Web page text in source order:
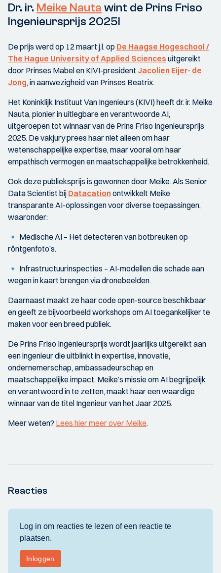
Dr. ir. Meike Nauta wint de Prins Friso
Ingenieursprijs 2025!
De prijs werd op 12 maart j.l. op De Haagse Hogeschool /
The Hague University of Applied Sciences uitgereikt
door Prinses Mabel en KIVI-president Jacolien Eijer- de
Jong, in aanwezigheid van Prinses Beatrix.
Het Koninklijk Instituut Van Ingenieurs (KIVI) heeft dr. ir. Meike
Nauta, pionier in uitlegbare en verantwoorde AI,
uitgeroepen tot winnaar van de Prins Friso Ingenieursprijs
2025. De vakjury prees haar niet alleen om haar
wetenschappelijke expertise, maar vooral om haar
empathisch vermogen en maatschappelijke betrokkenheid.
Ook deze publieksprijs is gewonnen door Meike. Als Senior
Data Scientist bij Datacation ontwikkelt Meike
transparante AI-oplossingen voor diverse toepassingen,
waaronder:
🔹 Medische AI – Het detecteren van botbreuken op
röntgenfoto’s.
🔹 Infrastructuurinspecties – AI-modellen die schade aan
wegen in kaart brengen via dronebeelden.
Daarnaast maakt ze haar code open-source beschikbaar
en geeft ze bijvoorbeeld workshops om AI toegankelijker te
maken voor een breed publiek.
De Prins Friso Ingenieursprijs wordt jaarlijks uitgereikt aan
een ingenieur die uitblinkt in expertise, innovatie,
ondernemerschap, ambassadeurschap en
maatschappelijke impact. Meike’s missie om AI begrijpelijk
en verantwoord in te zetten, maakt haar een waardige
winnaar van de titel Ingenieur van het Jaar 2025.
Meer weten? Lees hier meer over Meike.
Reacties